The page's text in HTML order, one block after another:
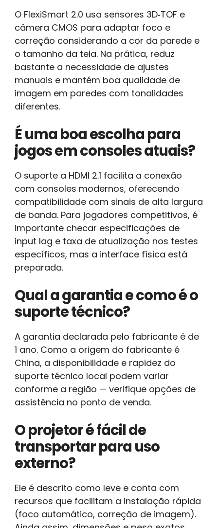
O FlexiSmart 2.0 usa sensores 3D‑TOF e
câmera CMOS para adaptar foco e
correção considerando a cor da parede e
o tamanho da tela. Na prática, reduz
bastante a necessidade de ajustes
manuais e mantém boa qualidade de
imagem em paredes com tonalidades
diferentes.
É uma boa escolha para
jogos em consoles atuais?
O suporte a HDMI 2.1 facilita a conexão
com consoles modernos, oferecendo
compatibilidade com sinais de alta largura
de banda. Para jogadores competitivos, é
importante checar especificações de
input lag e taxa de atualização nos testes
específicos, mas a interface física está
preparada.
Qual a garantia e como é o
suporte técnico?
A garantia declarada pelo fabricante é de
1 ano. Como a origem do fabricante é
China, a disponibilidade e rapidez do
suporte técnico local podem variar
conforme a região — verifique opções de
assistência no ponto de venda.
O projetor é fácil de
transportar para uso
externo?
Ele é descrito como leve e conta com
recursos que facilitam a instalação rápida
(foco automático, correção de imagem).